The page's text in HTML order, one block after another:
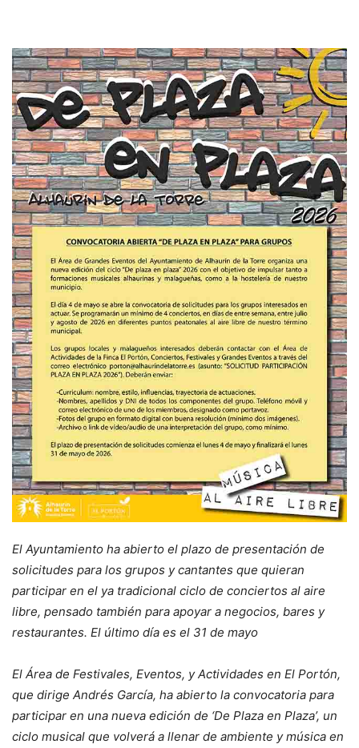
El Ayuntamiento ha abierto el plazo de presentación de
solicitudes para los grupos y cantantes que quieran
participar en el ya tradicional ciclo de conciertos al aire
libre, pensado también para apoyar a negocios, bares y
restaurantes. El último día es el 31 de mayo
El Área de Festivales, Eventos, y Actividades en El Portón,
que dirige Andrés García, ha abierto la convocatoria para
participar en una nueva edición de ‘De Plaza en Plaza’, un
ciclo musical que volverá a llenar de ambiente y música en